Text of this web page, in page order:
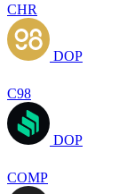
CHR
DOP
C98
DOP
COMP